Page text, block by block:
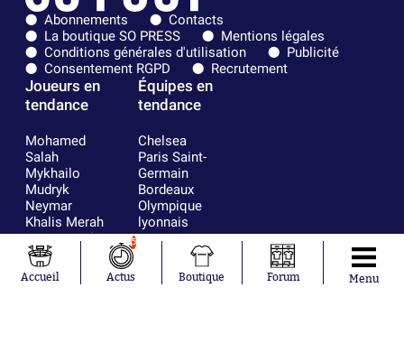
Abonnements
Contacts
La boutique SO PRESS
Mentions légales
Conditions générales d'utilisation
Publicité
Consentement RGPD
Recrutement
Joueurs en
tendance
Mohamed
Salah
Mykhailo
Mudryk
Neymar
Khalis Merah
Loïs Openda
Moussa
Niakhaté
Équipes en
tendance
Chelsea
Paris Saint-
Germain
Bordeaux
Olympique
lyonnais
FIFA
Real Madrid
RC Strasbourg
AC Milan
Accueil
5
Actus Boutique Forum Menu